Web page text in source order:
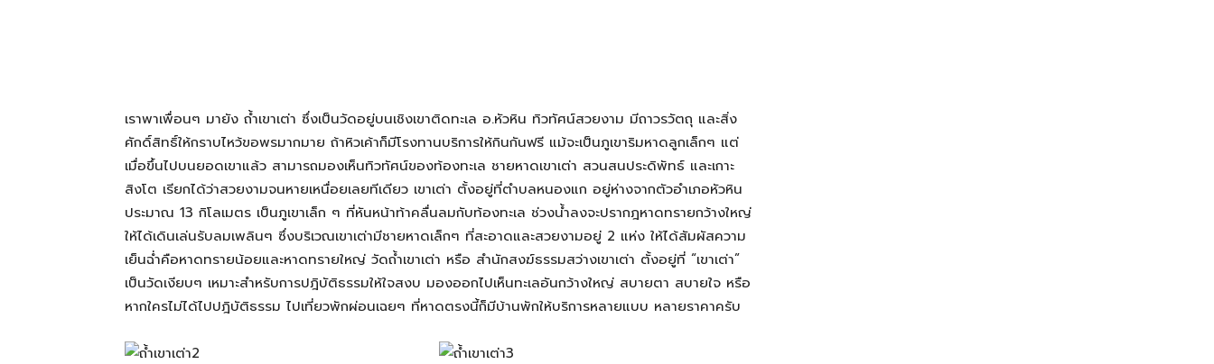
เราพาเพื่อนๆ มายัง ถ้ำเขาเต่า ซึ่งเป็นวัดอยู่บนเชิงเขาติดทะเล อ.หัวหิน ทิวทัศน์สวยงาม มีถาวรวัตถุ และสิ่ง
ศักดิ์สิทธิ์ให้กราบไหว้ขอพรมากมาย ถ้าหิวเค้าก็มีโรงทานบริการให้กินกันฟรี แม้จะเป็นภูเขาริมหาดลูกเล็กๆ แต่
เมื่อขึ้นไปบนยอดเขาแล้ว สามารถมองเห็นทิวทัศน์ของท้องทะเล ชายหาดเขาเต่า สวนสนประดิพัทธ์ และเกาะ
สิงโต เรียกได้ว่าสวยงามจนหายเหนื่อยเลยทีเดียว เขาเต่า ตั้งอยู่ที่ตำบลหนองแก อยู่ห่างจากตัวอำเภอหัวหิน
ประมาณ 13 กิโลเมตร เป็นภูเขาเล็ก ๆ ที่หันหน้าท้าคลื่นลมกับท้องทะเล ช่วงน้ำลงจะปรากฎหาดทรายกว้างใหญ่
ให้ได้เดินเล่นรับลมเพลินๆ ซึ่งบริเวณเขาเต่ามีชายหาดเล็กๆ ที่สะอาดและสวยงามอยู่ 2 แห่ง ให้ได้สัมผัสความ
เย็นฉ่ำคือหาดทรายน้อยและหาดทรายใหญ่ วัดถ้ำเขาเต่า หรือ สำนักสงฆ์ธรรมสว่างเขาเต่า ตั้งอยู่ที่ “เขาเต่า”
เป็นวัดเงียบๆ เหมาะสำหรับการปฎิบัติธรรมให้ใจสงบ มองออกไปเห็นทะเลอันกว้างใหญ่ สบายตา สบายใจ หรือ
หากใครไม่ได้ไปปฎิบัติธรรม ไปเที่ยวพักผ่อนเฉยๆ ที่หาดตรงนี้ก็มีบ้านพักให้บริการหลายแบบ หลายราคาครับ